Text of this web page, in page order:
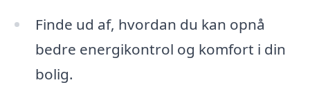
Finde ud af, hvordan du kan opnå
bedre energikontrol og komfort i din
bolig.